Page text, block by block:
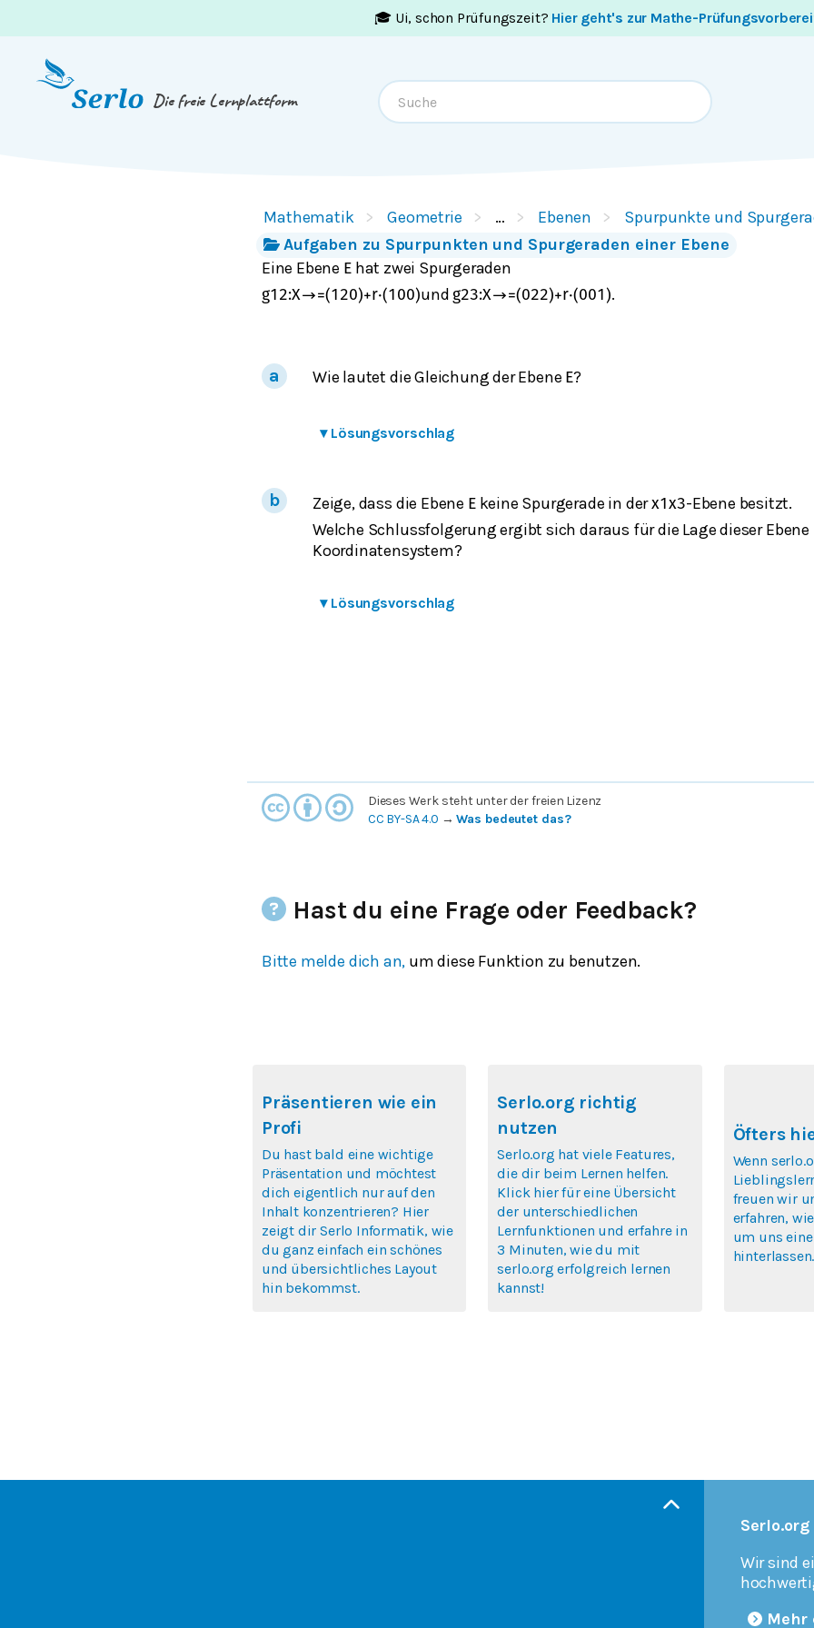
🎓 Ui, schon Prüfungszeit? Hier geht's zur Mathe-
Die freie Lernplattform
Mathematik Geometrie … Ebenen
Spurpunkte und
Aufgaben zu Spurpunkten und Spurgeraden einer Ebene
Eine Ebene Ehat zwei Spurgeraden
g12:X→=(1 20)+r⋅(1 00)und g23:X→=(022)+r⋅(001 ).
Wie lautet die Gleichung der Ebene E?
▾ Lösungsvorschlag
Zeige, dass die Ebene Ekeine Spurgerade in derx1 x3-Ebene besitzt.
Welche Schlussfolgerung ergibt sich daraus für die Lage dieser
Koordinatensystem?
▾ Lösungsvorschlag
Dieses Werk steht unter der freien Lizenz
CC BY-SA 4.0 →Was bedeutet das?
Hast du eine Frage oder Feedback?
Bitte melde dich an, um diese Funktion zu benutzen.
Präsentieren wie ein
Profi
Du hast bald eine wichtige
Präsentation und möchtest
dich eigentlich nur auf den
Inhalt konzentrieren? Hier
zeigt dir Serlo Informatik, wie
du ganz einfach ein schönes
und übersichtliches Layout
hin bekommst.
Serlo.org richtig
nutzen
Serlo.org hat viele Features,
die dir beim Lernen helfen.
Klick hier für eine Übersicht
der unterschiedlichen
Lernfunktionen und erfahre in
3 Minuten, wie du mit
serlo.org erfolgreich lernen
kannst!
Öfters
Wenn
freuen wir
erfahren,
um uns
hinterlassen.
Wir sind
Mehr